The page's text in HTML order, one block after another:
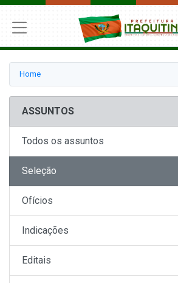
Home
ASSUNTOS
Todos os assuntos
Seleção
Ofícios
Indicações
Editais